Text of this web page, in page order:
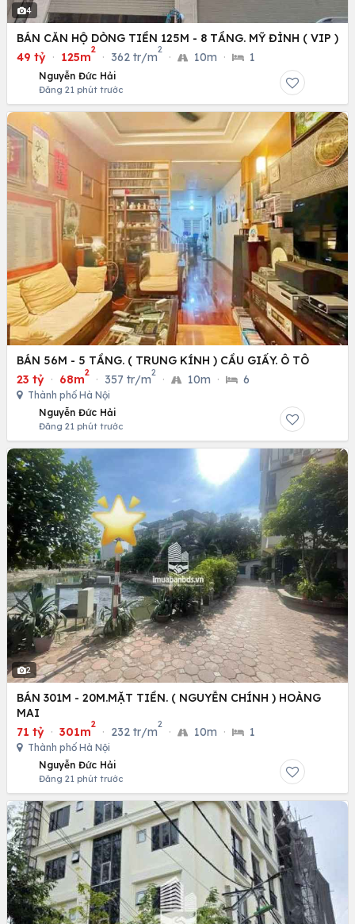
4
BÁN CĂN HỘ DÒNG TIỀN 125M - 8 TẦNG. MỸ ĐÌNH ( VIP )
49 tỷ · 125m
2
· 362 tr/m
2
· 10m · 1
Nguyễn Đức Hải
Đăng 21 phút trước
BÁN 56M - 5 TẦNG. ( TRUNG KÍNH ) CẦU GIẤY. Ô TÔ
23 tỷ · 68m
2
· 357 tr/m
2
· 10m · 6
Thành phố Hà Nội
Nguyễn Đức Hải
Đăng 21 phút trước
2
BÁN 301M - 20M.MẶT TIỀN. ( NGUYỄN CHÍNH ) HOÀNG
MAI
71 tỷ · 301m
2
· 232 tr/m
2
· 10m · 1
Thành phố Hà Nội
Nguyễn Đức Hải
Đăng 21 phút trước